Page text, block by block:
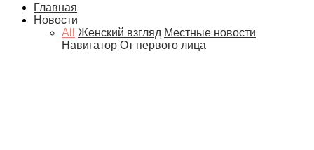
Главная
Новости
All
Женский взгляд Местные новости
Навигатор От первого лица